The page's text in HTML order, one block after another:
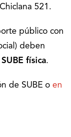
521.
público con
deben
física.
de SUBE o en